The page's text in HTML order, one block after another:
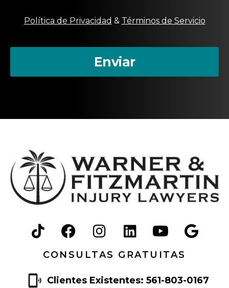
s
t
e
Política de Privacidad & Términos de Servicio
Enviar
CONSULTAS GRATUITAS
Clientes Existentes: 561-803-0167